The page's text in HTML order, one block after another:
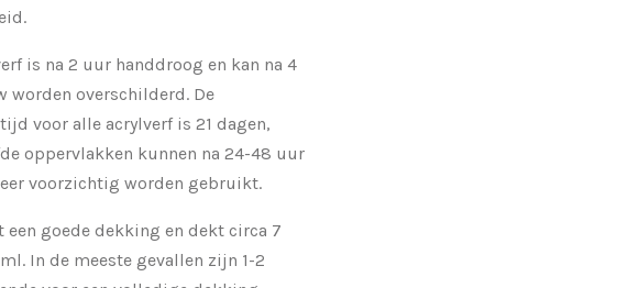
is na 2 uur handdroog en kan na 4
worden overschilderd. De
voor alle acrylverf is 21 dagen,
oppervlakken kunnen na 24-48 uur
voorzichtig worden gebruikt.
een goede dekking en dekt circa 7
In de meeste gevallen zijn 1-2